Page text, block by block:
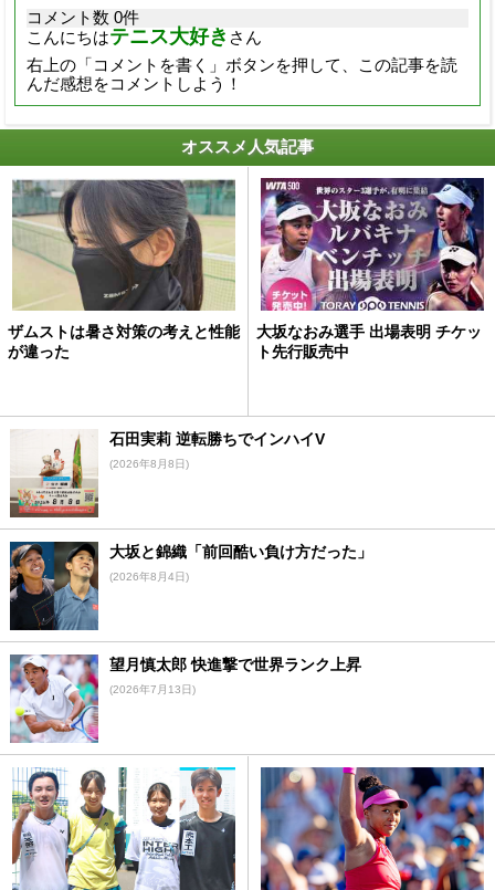
コメント数 0件
こんにちはテニス大好き さん
右上の「コメントを書く」ボタンを押して、この記事を読
んだ感想をコメントしよう！
オススメ人気記事
ザムストは暑さ対策の考えと性能
が違った
大坂なおみ選手 出場表明 チケッ
ト先行販売中
石田実莉 逆転勝ちでインハイV
(2026年8月8日)
大坂と錦織「前回酷い負け方だった」
(2026年8月4日)
望月慎太郎 快進撃で世界ランク上昇
(2026年7月13日)